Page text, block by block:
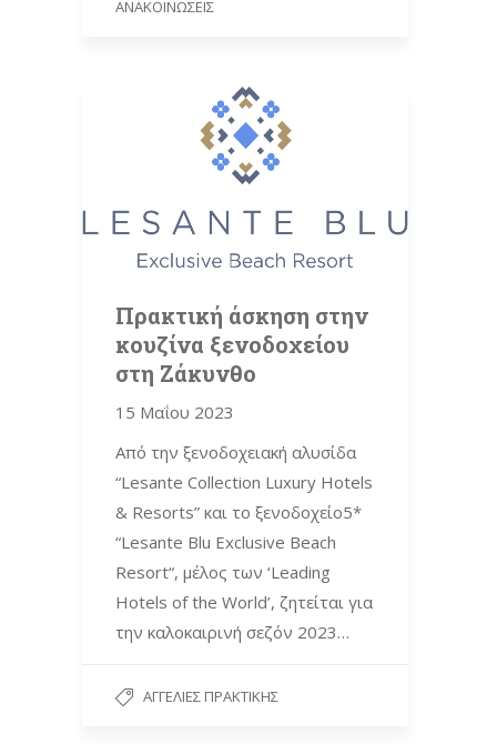
ΑΝΑΚΟΙΝΏΣΕΙΣ
Πρακτική άσκηση στην
κουζίνα ξενοδοχείου
στη Ζάκυνθο
15 Μαΐου 2023
Από την ξενοδοχειακή αλυσίδα
“Lesante Collection Luxury Hotels
& Resorts” και το ξενοδοχείο5*
“Lesante Blu Exclusive Beach
Resort“, μέλος των ‘Leading
Hotels of the World’, ζητείται για
την καλοκαιρινή σεζόν 2023…
ΑΓΓΕΛΊΕΣ ΠΡΑΚΤΙΚΉΣ